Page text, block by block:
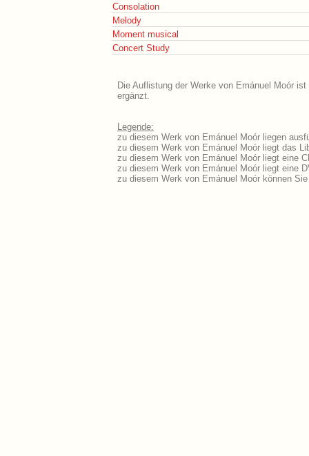
Consolation
Melody
Moment musical
Concert Study
Die Auflistung der Werke von Emánuel Moór
ergänzt.
Legende:
zu diesem Werk von Emánuel Moór liegen
zu diesem Werk von Emánuel Moór liegt das
zu diesem Werk von Emánuel Moór liegt eine
zu diesem Werk von Emánuel Moór liegt eine
zu diesem Werk von Emánuel Moór können